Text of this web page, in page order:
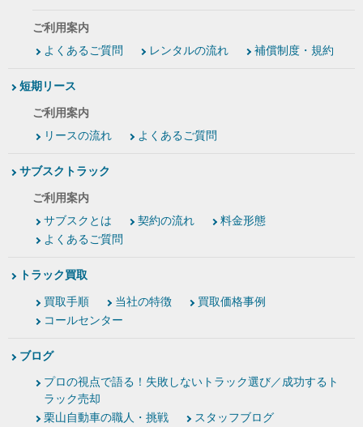
ご利用案内
よくあるご質問
レンタルの流れ 補償制度・規約
短期リース
ご利用案内
リースの流れ
よくあるご質問
サブスクトラック
ご利用案内
サブスクとは
契約の流れ
料金形態
よくあるご質問
トラック買取
買取手順 当社の特徴
買取価格事例
コールセンター
ブログ
プロの視点で語る！失敗しないトラック選び／成功するト
ラック売却
栗山自動車の職人・挑戦
スタッフブログ